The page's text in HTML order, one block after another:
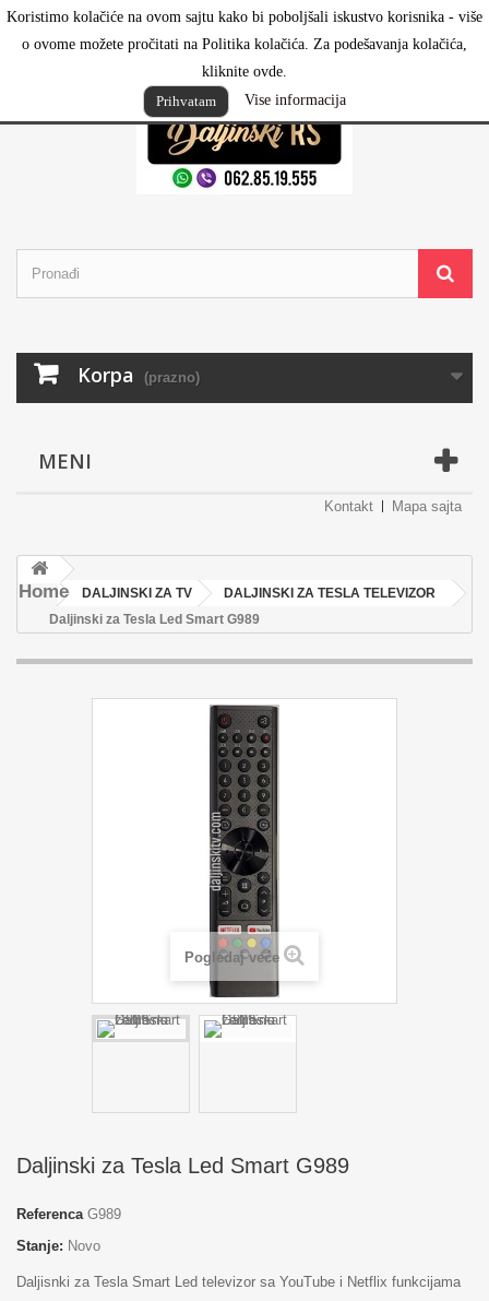
Koristimo kolačiće na ovom sajtu kako bi poboljšali iskustvo korisnika - više
o ovome možete pročitati na Politika kolačića. Za podešavanja kolačića,
kliknite ovde.
Prihvatam
Vise informacija
Prijavi se
Korpa (prazno)
MENI
Kontakt Mapa sajta
Home DALJINSKI ZA TV
DALJINSKI ZA TESLA TELEVIZOR
Daljinski za Tesla Led Smart G989
Pogledaj veće
Daljinski za Tesla Led Smart G989
Referenca G989
Stanje: Novo
Daljisnki za Tesla Smart Led televizor sa YouTube i Netflix funkcijama